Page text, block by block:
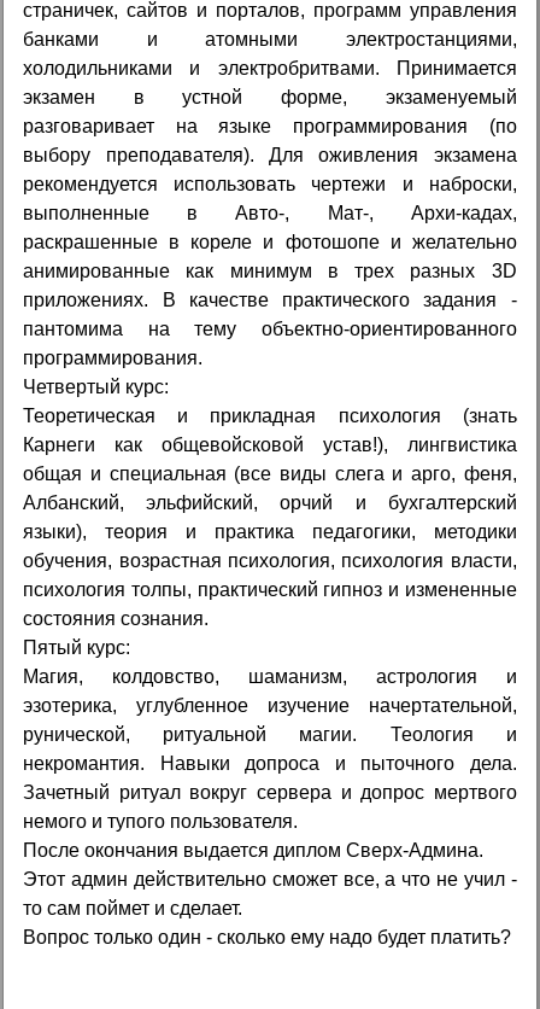
страничек, сайтов и порталов, программ управления
банками и атомными электростанциями,
холодильниками и электробритвами. Принимается
экзамен в устной форме, экзаменуемый
разговаривает на языке программирования (по
выбору преподавателя). Для оживления экзамена
рекомендуется использовать чертежи и наброски,
выполненные в Авто-, Мат-, Архи-кадах,
раскрашенные в кореле и фотошопе и желательно
анимированные как минимум в трех разных 3D
приложениях. В качестве практического задания -
пантомима на тему объектно-ориентированного
программирования.
Четвертый курс:
Теоретическая и прикладная психология (знать
Карнеги как общевойсковой устав!), лингвистика
общая и специальная (все виды слега и арго, феня,
Албанский, эльфийский, орчий и бухгалтерский
языки), теория и практика педагогики, методики
обучения, возрастная психология, психология власти,
психология толпы, практический гипноз и измененные
состояния сознания.
Пятый курс:
Магия, колдовство, шаманизм, астрология и
эзотерика, углубленное изучение начертательной,
рунической, ритуальной магии. Теология и
некромантия. Hавыки допроса и пыточного дела.
Зачетный ритуал вокруг сервера и допрос мертвого
немого и тупого пользователя.
После окончания выдается диплом Сверх-Админа.
Этот админ действительно сможет все, а что не учил -
то сам поймет и сделает.
Вопрос только один - сколько ему надо будет платить?